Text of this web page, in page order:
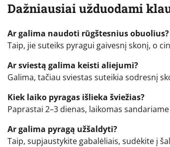
Dažniausiai užduodami
Ar galima naudoti rūgštesnius obuolius?
Taip, jie suteiks pyragui gaivesnį skonį, o
Ar sviestą galima keisti aliejumi?
Galima, tačiau sviestas suteikia sodresnį
Kiek laiko pyragas išlieka šviežias?
Paprastai 2–3 dienas, laikomas
Ar galima pyragą užšaldyti?
Taip, supjaustykite gabalėliais, sudėkite į